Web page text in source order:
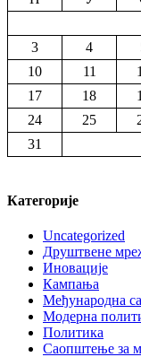
3
4
10
11
17
18
24
25
31
Категорије
Uncategorized
Друштвене
Иновације
Кампања
Међународна
Модерна
Политика
Саопштење за